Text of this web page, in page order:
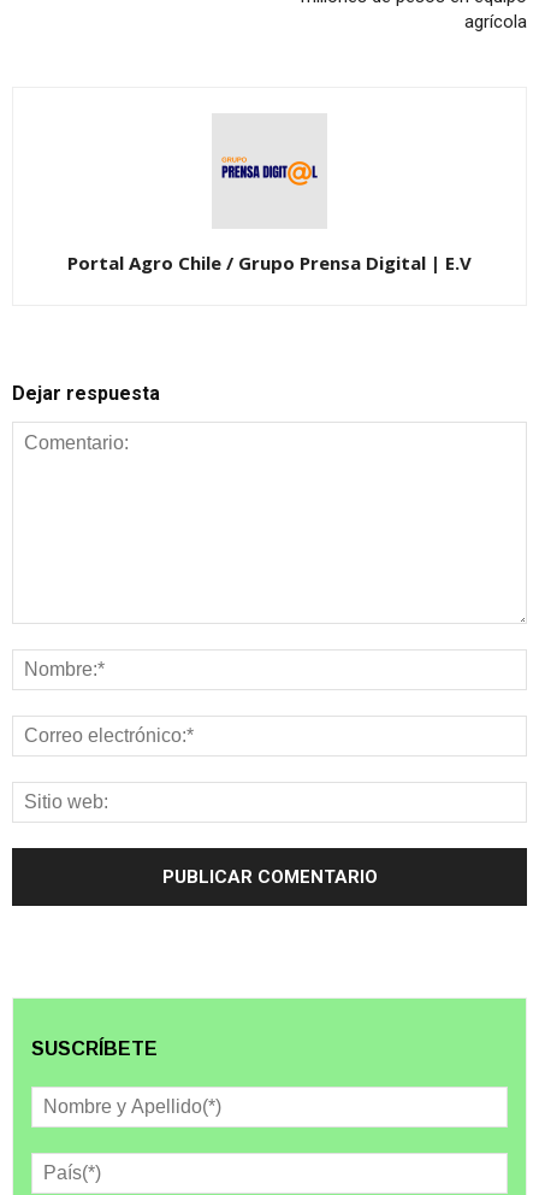
agrícola
Portal Agro Chile / Grupo Prensa Digital | E.V
Dejar respuesta
SUSCRÍBETE